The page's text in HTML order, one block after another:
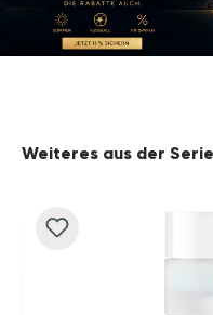
Produktgalerie
Weiteres aus der Serie